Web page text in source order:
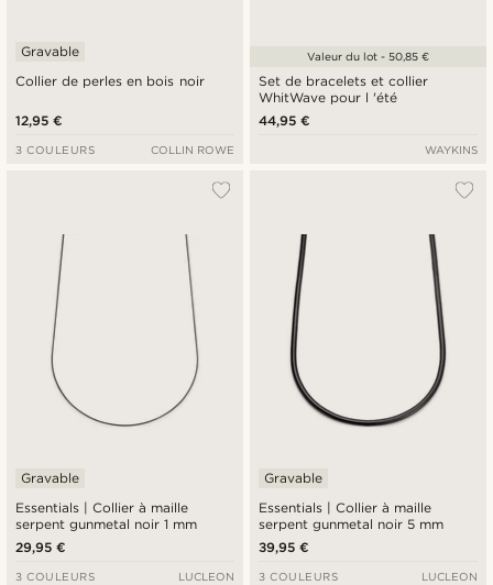
Collier de perles en bois noir
Gravable
12,95 €
3 COULEURS COLLIN ROWE
Set de bracelets et collier
WhitWave pour l 'été
44,95 €
Valeur du lot - 50,85 €
WAYKINS
Essentials | Collier à maille
serpent gunmetal noir 1 mm
Gravable
29,95 €
3 COULEURS LUCLEON
Essentials | Collier à maille
serpent gunmetal noir 5 mm
Gravable
39,95 €
3 COULEURS LUCLEON